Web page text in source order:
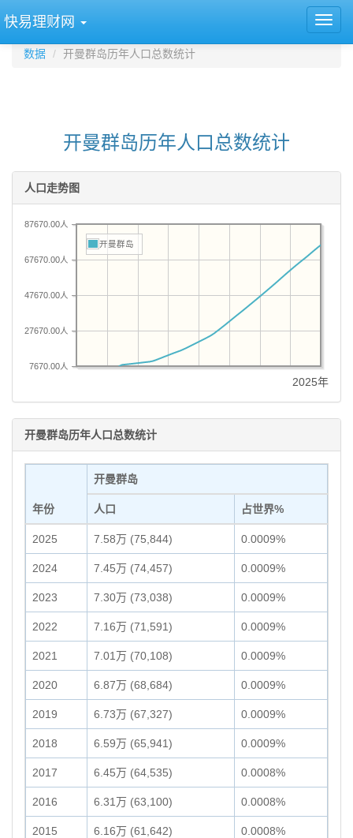
快易理财网
数据 开曼群岛历年人口总数统计
开曼群岛历年人口总数统计
人口走势图
7670.00人
27670.00人
47670.00人
67670.00人
87670.00人
开曼群岛
2025年
开曼群岛历年人口总数统计
年份
开曼群岛
人口 占世界%
2025 7.58万 (75,844) 0.0009%
2024 7.45万 (74,457) 0.0009%
2023 7.30万 (73,038) 0.0009%
2022 7.16万 (71,591) 0.0009%
2021 7.01万 (70,108) 0.0009%
2020 6.87万 (68,684) 0.0009%
2019 6.73万 (67,327) 0.0009%
2018 6.59万 (65,941) 0.0009%
2017 6.45万 (64,535) 0.0008%
2016 6.31万 (63,100) 0.0008%
2015 6.16万 (61,642) 0.0008%